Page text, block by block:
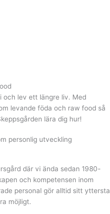
och lev ett längre liv. Med
levande föda och raw food så
lära dig hur!
personlig utveckling
där vi ända sedan 1980-
och kompetensen inom
personal gör alltid sitt yttersta
möjligt.